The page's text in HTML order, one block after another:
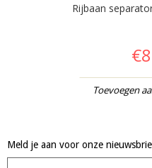
Rijbaan
Toevoegen
Meld je aan voor onze